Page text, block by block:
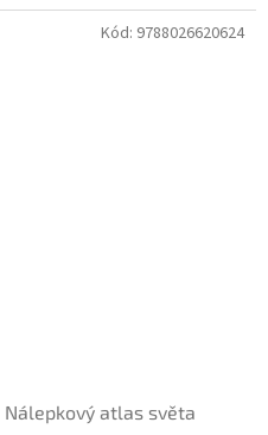
Nálepkový atlas světa
Kód: 9788026620624